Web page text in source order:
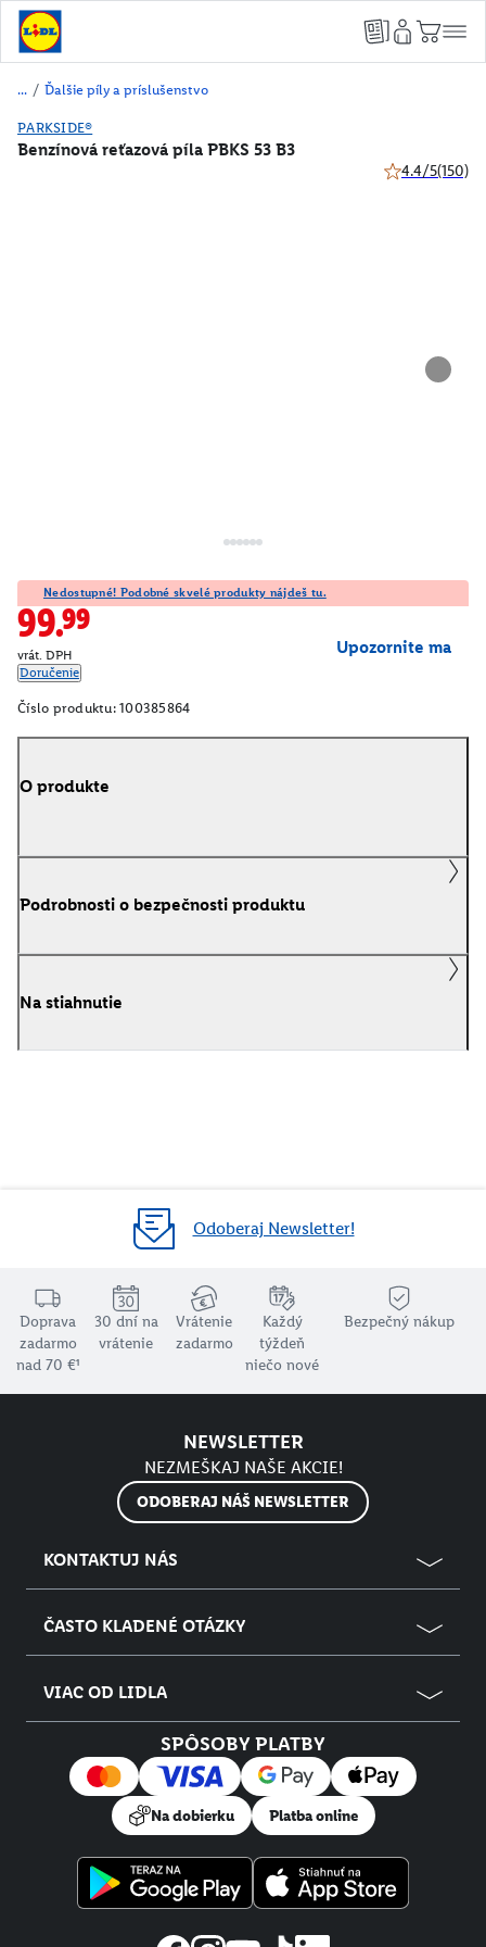
/ Ďalšie píly a príslušenstvo
PARKSIDE®
Benzínová reťazová píla PBKS 53 B3
4.4/5(150)
Nedostupné! Podobné skvelé produkty nájdeš tu.
99.99
vrát. DPH
Doručenie
Upozornite ma
Číslo produktu: 100385864
O produkte
Podrobnosti o bezpečnosti produktu
Na stiahnutie
Odoberaj Newsletter!
Doprava
zadarmo
nad 70 €¹
30 dní na
vrátenie
Vrátenie
zadarmo
Každý
týždeň
niečo nové
Bezpečný nákup
NEWSLETTER
NEZMEŠKAJ NAŠE AKCIE!
ODOBERAJ NÁŠ NEWSLETTER
KONTAKTUJ NÁS
ČASTO KLADENÉ OTÁZKY
VIAC OD LIDLA
SPÔSOBY PLATBY
Na dobierku Platba online